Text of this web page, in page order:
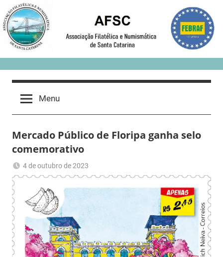
Skip
to
content
Menu
Mercado Público de Floripa ganha selo
comemorativo
4 de outubro de 2023
Romeu
Trauer
Sem
categoria